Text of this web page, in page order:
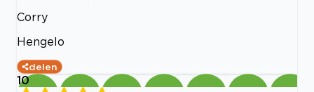
Corry
Hengelo
delen
10